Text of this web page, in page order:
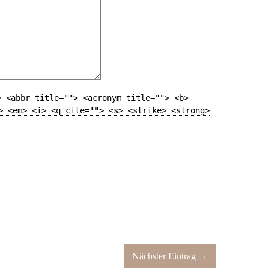
title=""> <acronym title=""> <b>
<em> <i> <q cite=""> <s> <strike> <strong>
Nächster Eintrag →